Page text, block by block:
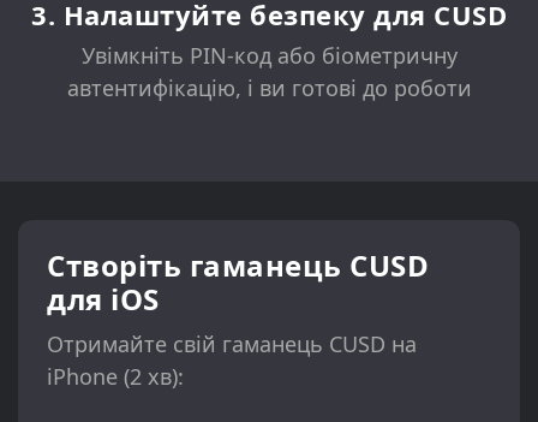
3. Налаштуйте безпеку для CUSD
Увімкніть PIN-код або біометричну
автентифікацію, і ви готові до роботи
Створіть гаманець CUSD
для iOS
Отримайте свій гаманець CUSD на
iPhone (2 хв):